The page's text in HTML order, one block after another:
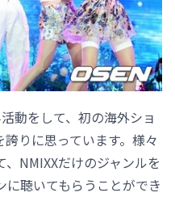
動をして、初の海外ショ
りに思っています。様々
NMIXXだけのジャンルを
聴いてもらうことができ